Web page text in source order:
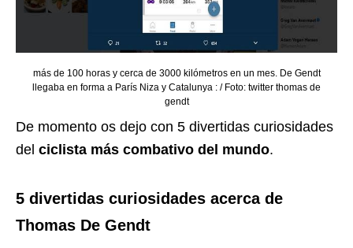
más de 100 horas y cerca de 3000 kilómetros en un mes. De Gendt
llegaba en forma a París Niza y Catalunya : / Foto: twitter thomas de
gendt
De momento os dejo con 5 divertidas curiosidades
del ciclista más combativo del mundo.
5 divertidas curiosidades acerca de
Thomas De Gendt